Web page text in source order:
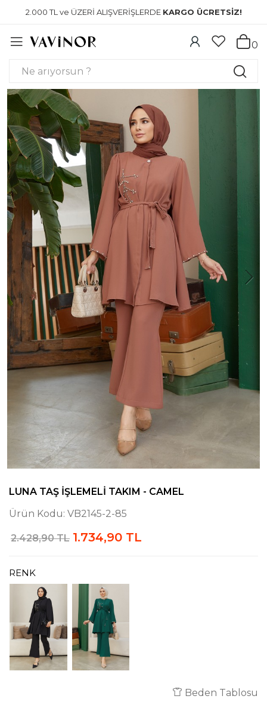
2.000 TL ve ÜZERİ ALIŞVERİŞLERDE KARGO ÜCRETSİZ!
0
LUNA TAŞ İŞLEMELI TAKIM - CAMEL
Ürün Kodu: VB2145-2-85
2.428,90 TL 1.734,90 TL
RENK
Beden Tablosu